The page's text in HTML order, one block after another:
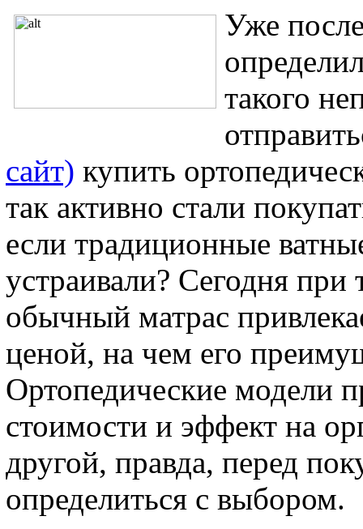
Уже
такого
сайт) купить
так активно стали
если традиционные
устраивали? Сегодня
обычный матрас
ценой, на чем его
Ортопедические модели
стоимости и эффект на
другой, правда, перед
определиться с выбором.